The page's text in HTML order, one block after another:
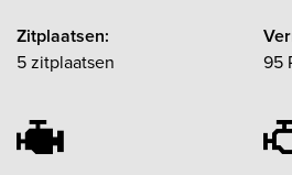
Zitplaatsen:
5 zitplaatsen
95